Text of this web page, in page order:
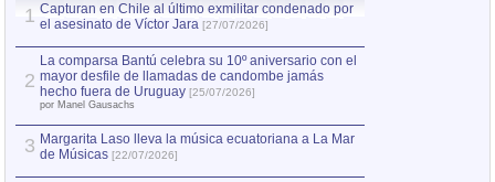
1 Capturan en Chile al último exmilitar condenado por
el asesinato de Víctor Jara [27/07/2026]
2
La comparsa Bantú celebra su 10º aniversario con el
mayor desfile de llamadas de candombe jamás
hecho fuera de Uruguay [25/07/2026]
por Manel Gausachs
3 Margarita Laso lleva la música ecuatoriana a La Mar
de Músicas [22/07/2026]